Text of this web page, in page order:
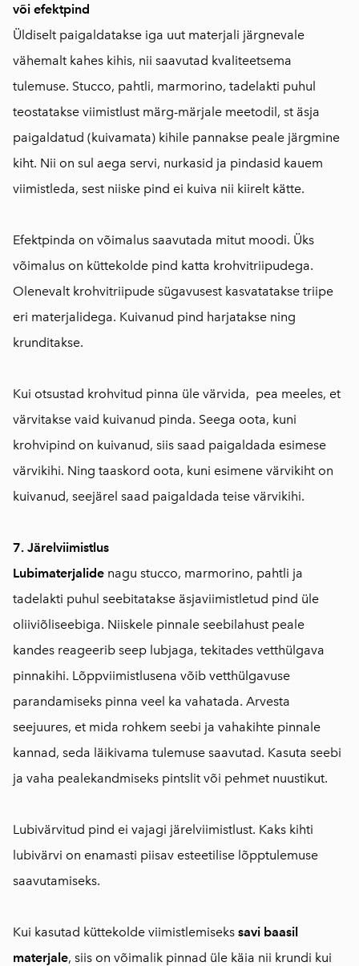
või efektpind
Üldiselt paigaldatakse iga uut materjali järgnevale
vähemalt kahes kihis, nii saavutad kvaliteetsema
tulemuse. Stucco, pahtli, marmorino, tadelakti puhul
teostatakse viimistlust märg-märjale meetodil, st äsja
paigaldatud (kuivamata) kihile pannakse peale järgmine
kiht. Nii on sul aega servi, nurkasid ja pindasid kauem
viimistleda, sest niiske pind ei kuiva nii kiirelt kätte.
Efektpinda on võimalus saavutada mitut moodi. Üks
võimalus on küttekolde pind katta krohvitriipudega.
Olenevalt krohvitriipude sügavusest kasvatatakse triipe
eri materjalidega. Kuivanud pind harjatakse ning
krunditakse.
Kui otsustad krohvitud pinna üle värvida, pea meeles, et
värvitakse vaid kuivanud pinda. Seega oota, kuni
krohvipind on kuivanud, siis saad paigaldada esimese
värvikihi. Ning taaskord oota, kuni esimene värvikiht on
kuivanud, seejärel saad paigaldada teise värvikihi.
7. Järelviimistlus
Lubimaterjalide nagu stucco, marmorino, pahtli ja
tadelakti puhul seebitatakse äsjaviimistletud pind üle
oliiviõliseebiga. Niiskele pinnale seebilahust peale
kandes reageerib seep lubjaga, tekitades vetthülgava
pinnakihi. Lõppviimistlusena võib vetthülgavuse
parandamiseks pinna veel ka vahatada. Arvesta
seejuures, et mida rohkem seebi ja vahakihte pinnale
kannad, seda läikivama tulemuse saavutad. Kasuta seebi
ja vaha pealekandmiseks pintslit või pehmet nuustikut.
Lubivärvitud pind ei vajagi järelviimistlust. Kaks kihti
lubivärvi on enamasti piisav esteetilise lõpptulemuse
saavutamiseks.
Kui kasutad küttekolde viimistlemiseks savi baasil
materjale, siis on võimalik pinnad üle käia nii krundi kui